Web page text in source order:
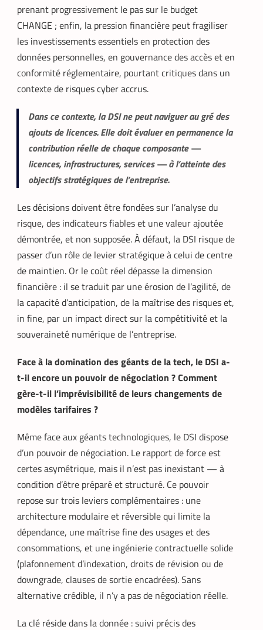
prenant progressivement le pas sur le budget
CHANGE ; enfin, la pression financière peut fragiliser
les investissements essentiels en protection des
données personnelles, en gouvernance des accès et en
conformité réglementaire, pourtant critiques dans un
contexte de risques cyber accrus.
Dans ce contexte, la DSI ne peut naviguer au gré des
ajouts de licences. Elle doit évaluer en permanence la
contribution réelle de chaque composante —
licences, infrastructures, services — à l’atteinte des
objectifs stratégiques de l’entreprise.
Les décisions doivent être fondées sur l’analyse du
risque, des indicateurs fiables et une valeur ajoutée
démontrée, et non supposée. À défaut, la DSI risque de
passer d’un rôle de levier stratégique à celui de centre
de maintien. Or le coût réel dépasse la dimension
financière : il se traduit par une érosion de l’agilité, de
la capacité d’anticipation, de la maîtrise des risques et,
in fine, par un impact direct sur la compétitivité et la
souveraineté numérique de l’entreprise.
Face à la domination des géants de la tech, le DSI a-
t-il encore un pouvoir de négociation ? Comment
gère-t-il l’imprévisibilité de leurs changements de
modèles tarifaires ?
Même face aux géants technologiques, le DSI dispose
d’un pouvoir de négociation. Le rapport de force est
certes asymétrique, mais il n’est pas inexistant — à
condition d’être préparé et structuré. Ce pouvoir
repose sur trois leviers complémentaires : une
architecture modulaire et réversible qui limite la
dépendance, une maîtrise fine des usages et des
consommations, et une ingénierie contractuelle solide
(plafonnement d’indexation, droits de révision ou de
downgrade, clauses de sortie encadrées). Sans
alternative crédible, il n’y a pas de négociation réelle.
La clé réside dans la donnée : suivi précis des